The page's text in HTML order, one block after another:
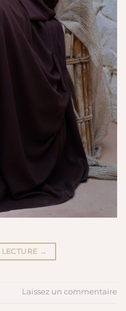
→
Laissez un commentaire